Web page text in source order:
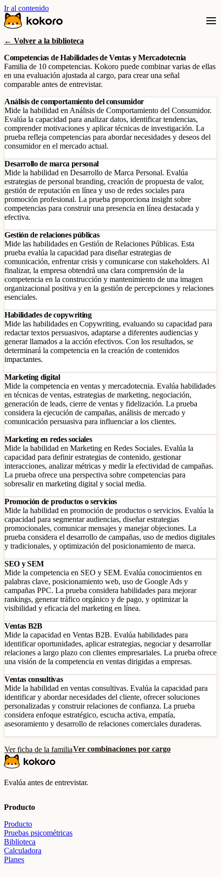
Ir al contenido
← Volver a la biblioteca
Competencias de Habilidades de Ventas y Mercadotecnia
Familia de 10 competencias. Kokoro puede combinar varias de ellas
en una evaluación ajustada al cargo, para crear una señal
comparable antes de entrevistar.
Análisis de comportamiento del consumidor
Mide la habilidad en Análisis de Comportamiento del Consumidor.
Evalúa la capacidad para analizar datos, identificar tendencias,
comprender motivaciones y aplicar técnicas de investigación. La
prueba refleja competencias para abordar necesidades y deseos del
consumidor en el mercado actual.
Desarrollo de marca personal
Mide la habilidad en Desarrollo de Marca Personal. Evalúa
estrategias de personal branding, creación de propuesta de valor,
gestión de reputación en línea y uso de redes sociales para
promoción profesional. La prueba proporciona insight sobre
competencias para construir una presencia en línea destacada y
efectiva.
Gestión de relaciones públicas
Mide las habilidades en Gestión de Relaciones Públicas. Esta
prueba evalúa la capacidad para diseñar estrategias de
comunicación, enfrentar crisis y comunicarse con stakeholders. Al
finalizar, la empresa obtendrá una clara comprensión de la
competencia en la construcción y mantenimiento de una imagen
organizacional positiva y en la gestión de percepciones y relaciones
esenciales.
Habilidades de copywriting
Mide las habilidades en Copywriting, evaluando su capacidad para
redactar textos persuasivos, adaptarse a diferentes audiencias y
generar llamados a la acción efectivos. Con los resultados, se
determinará la competencia en la creación de contenidos
impactantes.
Marketing digital
Mide la competencia en ventas y mercadotecnia. Evalúa habilidades
en técnicas de ventas, estrategias de marketing, negociación,
generación de leads, cierre de ventas y fidelización. La prueba
considera la ejecución de campañas, análisis de mercado y
comunicación persuasiva para influenciar a los clientes.
Marketing en redes sociales
Mide la habilidad en Marketing en Redes Sociales. Evalúa la
capacidad para definir estrategias de contenido, gestionar
interacciones, analizar métricas y medir la efectividad de campañas.
La prueba ofrece una perspectiva sobre competencias para
sobresalir en marketing digital y social media.
Promoción de productos o servicios
Mide la habilidad en promoción de productos o servicios. Evalúa la
capacidad para segmentar audiencias, diseñar estrategias
promocionales, comunicar mensajes y manejar objeciones. La
prueba considera el desarrollo de campañas, uso de medios digitales
y tradicionales, y optimización del posicionamiento de marca.
SEO y SEM
Mide la competencia en SEO y SEM. Evalúa conocimientos en
palabras clave, posicionamiento web, uso de Google Ads y
campañas PPC. La prueba considera habilidades para mejorar
rankings, generar tráfico orgánico y de pago, y optimizar la
visibilidad y eficacia del marketing en línea.
Ventas B2B
Mide la capacidad en Ventas B2B. Evalúa habilidades para
identificar oportunidades, aplicar estrategias, negociar y desarrollar
relaciones a largo plazo con clientes empresariales. La prueba ofrece
una visión de la competencia en ventas dirigidas a empresas.
Ventas consultivas
Mide la habilidad en ventas consultivas. Evalúa la capacidad para
identificar y abordar necesidades del cliente, ofrecer soluciones
personalizadas y construir relaciones de confianza. La prueba
considera enfoque estratégico, escucha activa, empatía,
asesoramiento y desarrollo de relaciones comerciales duraderas.
Ver ficha de la familiaVer combinaciones por cargo
Evalúa antes de entrevistar.
Producto
Producto
Pruebas psicométricas
Biblioteca
Calculadora
Planes